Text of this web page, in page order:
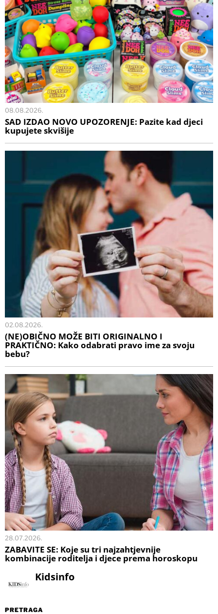
08.08.2026.
SAD IZDAO NOVO UPOZORENJE: Pazite kad djeci
kupujete skvišije
02.08.2026.
(NE)OBIČNO MOŽE BITI ORIGINALNO I
PRAKTIČNO: Kako odabrati pravo ime za svoju
bebu?
28.07.2026.
ZABAVITE SE: Koje su tri najzahtjevnije
kombinacije roditelja i djece prema horoskopu
Kidsinfo
PRETRAGA